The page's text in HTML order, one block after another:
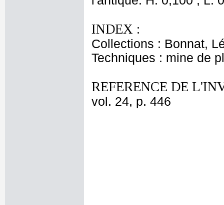
INDEX :
Collections : Bonnat,
Techniques : mine de
REFERENCE DE
vol. 24, p. 446